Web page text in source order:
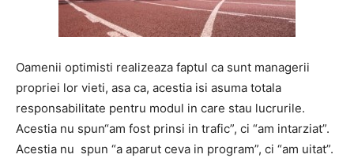
Oamenii optimisti realizeaza faptul ca sunt managerii
propriei lor vieti, asa ca, acestia isi asuma totala
responsabilitate pentru modul in care stau lucrurile.
Acestia nu spun“am fost prinsi in trafic”, ci “am intarziat”.
Acestia nu spun “a aparut ceva in program”, ci “am uitat”.